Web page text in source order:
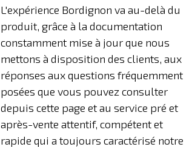
L'expérience Bordignon va au-delà du
produit, grâce à la documentation
constamment mise à jour que nous
mettons à disposition des clients, aux
réponses aux questions fréquemment
posées que vous pouvez consulter
depuis cette page et au service pré et
après-vente attentif, compétent et
rapide qui a toujours caractérisé notre